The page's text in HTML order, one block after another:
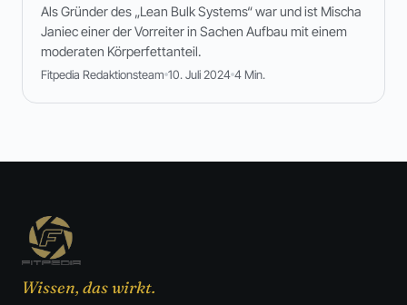
Als Gründer des „Lean Bulk Systems“ war und ist Mischa
Janiec einer der Vorreiter in Sachen Aufbau mit einem
moderaten Körperfettanteil.
Fitpedia Redaktionsteam 10. Juli 2024 4 Min.
Wissen, das wirkt.